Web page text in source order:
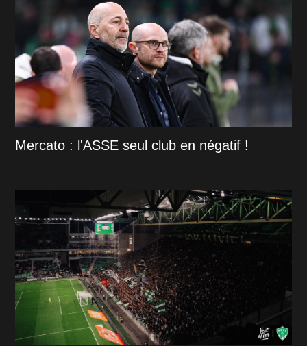
Mercato : l'ASSE seul club en négatif !